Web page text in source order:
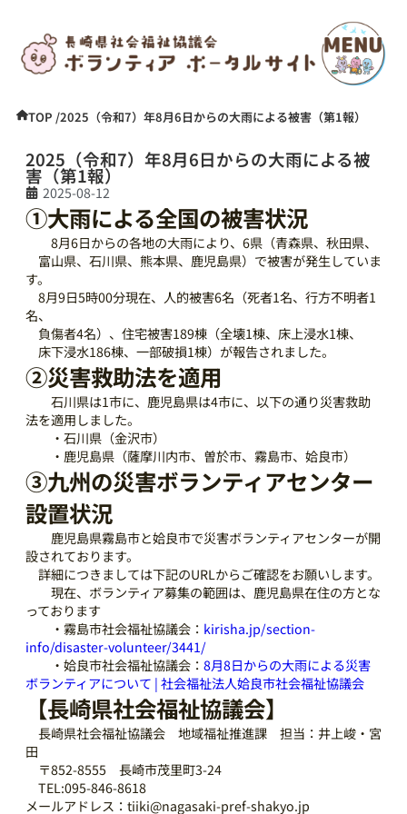
TOP /2025（令和7）年8月6日からの大雨による被害（第1報）
2025（令和7）年8月6日からの大雨による被
害（第1報）
2025-08-12
①大雨による全国の被害状況
8月6日からの各地の大雨により、6県（青森県、秋田県、
富山県、石川県、熊本県、鹿児島県）で被害が発生していま
す。
8月9日5時00分現在、人的被害6名（死者1名、行方不明者1
名、
負傷者4名）、住宅被害189棟（全壊1棟、床上浸水1棟、
床下浸水186棟、一部破損1棟）が報告されました。
②災害救助法を適用
石川県は1市に、鹿児島県は4市に、以下の通り災害救助
法を適用しました。
・石川県（金沢市）
・鹿児島県（薩摩川内市、曽於市、霧島市、姶良市）
③九州の災害ボランティアセンター
設置状況
鹿児島県霧島市と姶良市で災害ボランティアセンターが開
設されております。
詳細につきましては下記のURLからご確認をお願いします。
現在、ボランティア募集の範囲は、鹿児島県在住の方とな
っております
・霧島市社会福祉協議会： kirisha.jp/section-
info/disaster-volunteer/3441/
・姶良市社会福祉協議会： 8月8日からの大雨による災害
ボランティアについて | 社会福祉法人姶良市社会福祉協議会
【長崎県社会福祉協議会】
長崎県社会福祉協議会 地域福祉推進課 担当：井上峻・宮
田
〒852-8555 長崎市茂里町3-24
TEL:095-846-8618
メールアドレス：tiiki@nagasaki-pref-shakyo.jp